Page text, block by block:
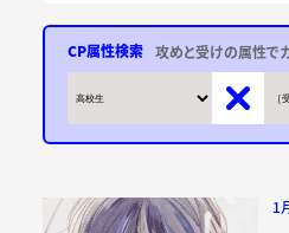
攻めと受けの属性で
CP属性検索
1